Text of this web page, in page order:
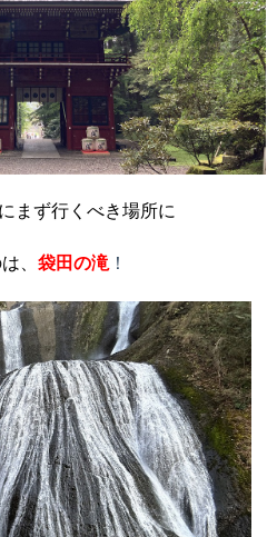
まず行くべき場所に
、 袋田の滝 ！